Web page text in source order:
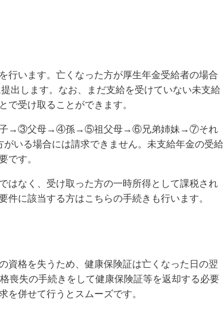
行います。亡くなった方が厚生年金受給者の場合
出します。なお、まだ支給を受けていない未支給
で受け取ることができます。
子→③父母→④孫→⑤祖父母→⑥兄弟姉妹→⑦それ
いる場合には請求できません。未支給年金の受給
です。
はなく、受け取った方の一時所得として課税され
に該当する方はこちらの手続きも行います。
資格を失うため、健康保険証は亡くなった日の翌
喪失の手続きをして健康保険証等を返却する必要
を併せて行うとスムーズです。